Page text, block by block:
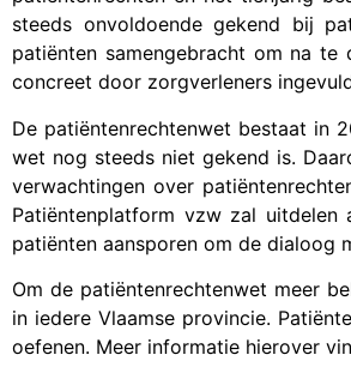
steeds onvoldoende gekend bij
patiënten samengebracht om na
concreet door zorgverleners
De patiëntenrechtenwet bestaat in
wet nog steeds niet gekend is.
verwachtingen over
Patiëntenplatform vzw zal uitdelen
patiënten aansporen om de dialoog
Om de patiëntenrechtenwet meer
in iedere Vlaamse provincie.
oefenen. Meer informatie hierover